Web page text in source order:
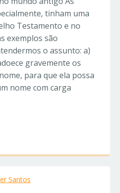
tinham uma
Testamento e no
exemplos são
o assunto: a)
gravemente os
para que ela possa
nome com carga
Santos